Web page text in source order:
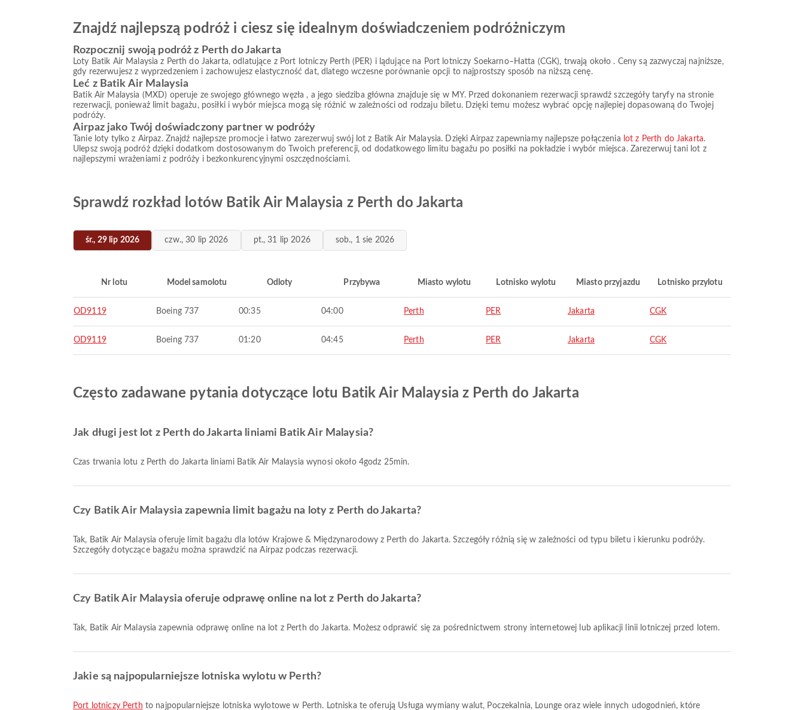
Znajdź najlepszą podróż i ciesz się idealnym doświadczeniem podróżniczym
Rozpocznij swoją podróż z Perth do Jakarta
Loty Batik Air Malaysia z Perth do Jakarta, odlatujące z Port lotniczy Perth (PER) i lądujące na Port lotniczy Soekarno–Hatta (CGK), trwają około . Ceny są zazwyczaj najniższe,
gdy rezerwujesz z wyprzedzeniem i zachowujesz elastyczność dat, dlatego wczesne porównanie opcji to najprostszy sposób na niższą cenę.
Leć z Batik Air Malaysia
Batik Air Malaysia (MXD) operuje ze swojego głównego węzła , a jego siedziba główna znajduje się w MY. Przed dokonaniem rezerwacji sprawdź szczegóły taryfy na stronie
rezerwacji, ponieważ limit bagażu, posiłki i wybór miejsca mogą się różnić w zależności od rodzaju biletu. Dzięki temu możesz wybrać opcję najlepiej dopasowaną do Twojej
podróży.
Airpaz jako Twój doświadczony partner w podróży
Tanie loty tylko z Airpaz. Znajdź najlepsze promocje i łatwo zarezerwuj swój lot z Batik Air Malaysia. Dzięki Airpaz zapewniamy najlepsze połączenia lot z Perth do Jakarta.
Ulepsz swoją podróż dzięki dodatkom dostosowanym do Twoich preferencji, od dodatkowego limitu bagażu po posiłki na pokładzie i wybór miejsca. Zarezerwuj tani lot z
najlepszymi wrażeniami z podróży i bezkonkurencyjnymi oszczędnościami.
Sprawdź rozkład lotów Batik Air Malaysia z Perth do Jakarta
śr., 29 lip 2026 czw., 30 lip 2026 pt., 31 lip 2026 sob., 1 sie 2026
Nr lotu Model samolotu Odloty Przybywa Miasto wylotu Lotnisko wylotu Miasto przyjazdu Lotnisko przylotu
OD9119 Boeing 737 00:35 04:00 Perth PER Jakarta CGK
OD9119 Boeing 737 01:20 04:45 Perth PER Jakarta CGK
Często zadawane pytania dotyczące lotu Batik Air Malaysia z Perth do Jakarta
Jak długi jest lot z Perth do Jakarta liniami Batik Air Malaysia?
Czas trwania lotu z Perth do Jakarta liniami Batik Air Malaysia wynosi około 4godz 25min.
Czy Batik Air Malaysia zapewnia limit bagażu na loty z Perth do Jakarta?
Tak, Batik Air Malaysia oferuje limit bagażu dla lotów Krajowe & Międzynarodowy z Perth do Jakarta. Szczegóły różnią się w zależności od typu biletu i kierunku podróży.
Szczegóły dotyczące bagażu można sprawdzić na Airpaz podczas rezerwacji.
Czy Batik Air Malaysia oferuje odprawę online na lot z Perth do Jakarta?
Tak, Batik Air Malaysia zapewnia odprawę online na lot z Perth do Jakarta. Możesz odprawić się za pośrednictwem strony internetowej lub aplikacji linii lotniczej przed lotem.
Jakie są najpopularniejsze lotniska wylotu w Perth?
Port lotniczy Perth to najpopularniejsze lotniska wylotowe w Perth. Lotniska te oferują Usługa wymiany walut, Poczekalnia, Lounge oraz wiele innych udogodnień, które